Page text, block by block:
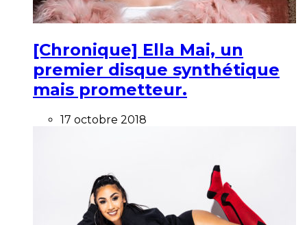
[Chronique] Ella Mai, un
premier disque synthétique
mais prometteur.
17 octobre 2018